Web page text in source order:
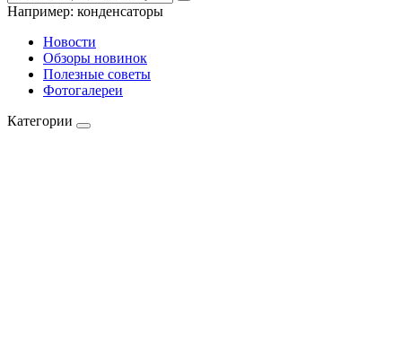
Например: конденсаторы
Новости
Обзоры новинок
Полезные советы
Фотогалереи
Категории